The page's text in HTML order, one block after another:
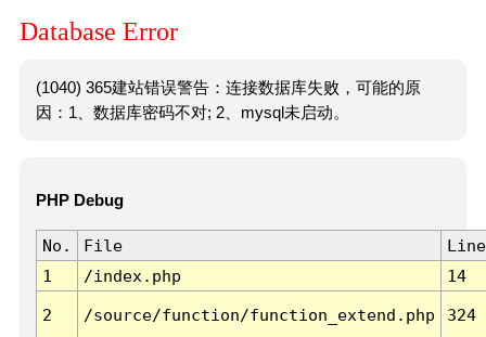
Database Error
(1040) 365建站错误警告：连接数据库失败，可能的原
因：1、数据库密码不对; 2、mysql未启动。
PHP Debug
No. File
Line
1
/index.php 14
2 /source/function/function_extend.php 324